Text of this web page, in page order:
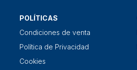
POLÍTICAS
Condiciones de venta
Política de Privacidad
Cookies